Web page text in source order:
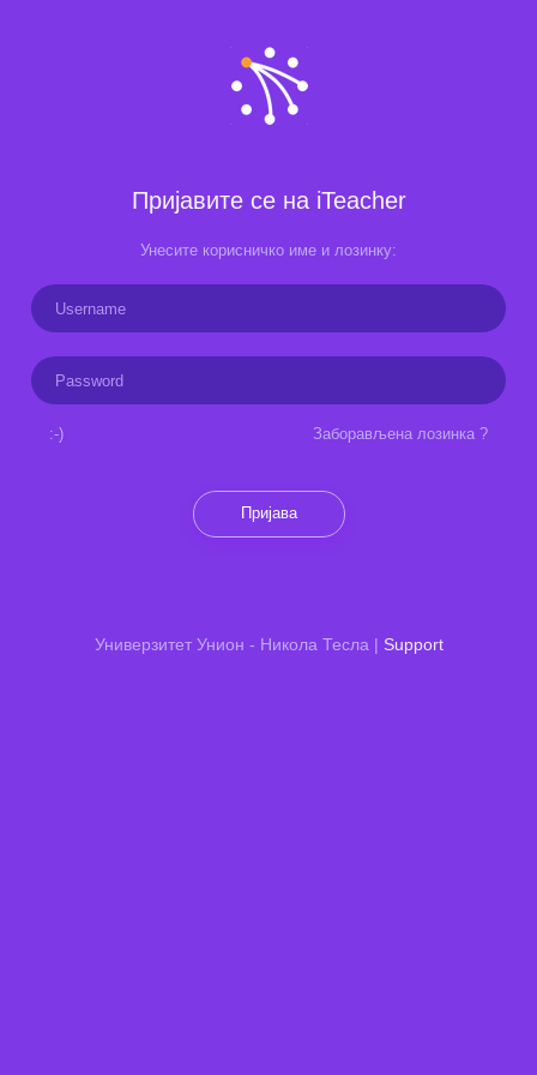
Пријавите се на iTeacher
Унесите корисничко име и лозинку:
:-) Заборављена лозинка ?
Пријава
Универзитет Унион - Никола Тесла | Support